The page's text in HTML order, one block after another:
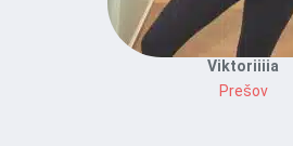
Viktoriiiia
Prešov